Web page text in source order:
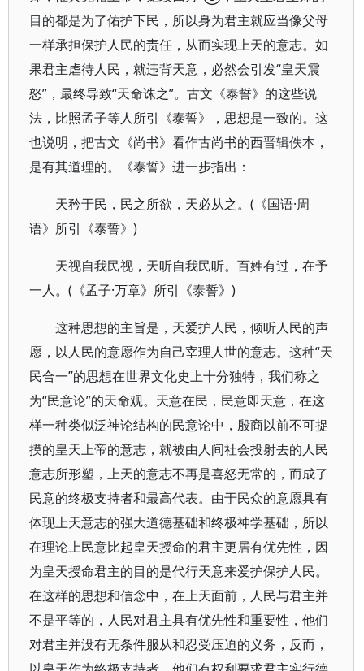
目的都是为了佑护下民，所以身为君主就应当像父母
一样承担保护人民的责任，从而实现上天的意志。如
果君主虐待人民，就违背天意，必然会引发“皇天震
怒”，最终导致“天命诛之”。古文《泰誓》的这些说
法，比照孟子等人所引《泰誓》，思想是一致的。这
也说明，把古文《尚书》看作古尚书的西晋辑佚本，
是有其道理的。《泰誓》进一步指出：
天矜于民，民之所欲，天必从之。(《国语·周
语》所引《泰誓》)
天视自我民视，天听自我民听。百姓有过，在予
一人。(《孟子·万章》所引《泰誓》)
这种思想的主旨是，天爱护人民，倾听人民的声
愿，以人民的意愿作为自己宰理人世的意志。这种“天
民合一”的思想在世界文化史上十分独特，我们称之
为“民意论”的天命观。天意在民，民意即天意，在这
样一种类似泛神论结构的民意论中，殷商以前不可捉
摸的皇天上帝的意志，就被由人间社会投射去的人民
意志所形塑，上天的意志不再是喜怒无常的，而成了
民意的终极支持者和最高代表。由于民众的意愿具有
体现上天意志的强大道德基础和终极神学基础，所以
在理论上民意比起皇天授命的君主更居有优先性，因
为皇天授命君主的目的是代行天意来爱护保护人民。
在这样的思想和信念中，在上天面前，人民与君主并
不是平等的，人民对君主具有优先性和重要性，他们
对君主并没有无条件服从和忍受压迫的义务，反而，